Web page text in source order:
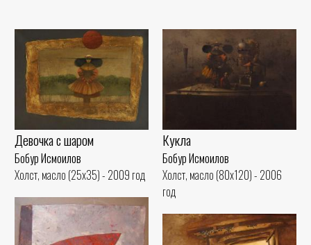
Девочка с шаром
Бобур Исмоилов
Холст, масло (25x35) - 2009 год
Кукла
Бобур Исмоилов
Холст, масло (80x120) - 2006
год